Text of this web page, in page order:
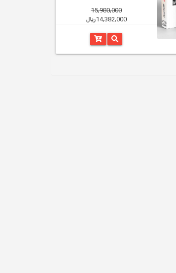
15,980,000
14,382,000ریال